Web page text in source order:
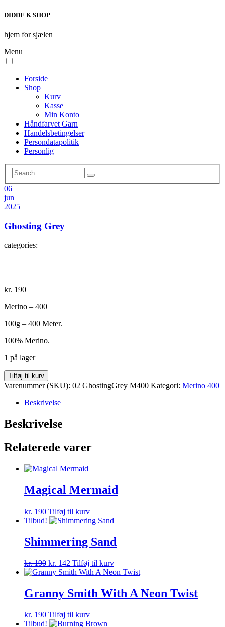
DIDDE K SHOP
hjem for sjælen
Menu
Forside
Shop
Kurv
Kasse
Min Konto
Håndfarvet Garn
Handelsbetingelser
Persondatapolitik
Personlig
06
jun
2025
Ghosting Grey
categories:
kr. 190
Merino – 400
100g – 400 Meter.
100% Merino.
1 på lager
Ghosting
Grey
Tilføj til kurv
Varenummer (SKU): 02 GhostingGrey M400 Kategori: Merino 400
Beskrivelse
Beskrivelse
Relaterede varer
Magical Mermaid
kr. 190 Tilføj til kurv
Tilbud!
Shimmering Sand
kr.190 Den
oprindelige
kr. 190.
kr. 142 Den
aktuelle
er:
kr. 142.
Tilføj til kurv
Granny Smith With A Neon Twist
kr. 190 Tilføj til kurv
Tilbud!